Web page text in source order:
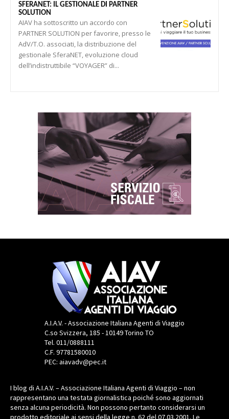
SFERANET: IL GESTIONALE DI PARTNER
SOLUTION
AIAV ha sottoscritto un accordo con
PARTNER SOLUTION per favorire, presso le
AdV/T.O. associati, la distribuzione del
gestionale SferaNET, evoluzione cloud
dell’indistruttibile “VOYAGER” di...
A.I.A.V. - Associazione Italiana Agenti di Viaggio
C.so Svizzera, 185 - 10149 Torino TO
Tel. 011/0888111
C.F. 97781580010
PEC: aiavadv@pec.it
I blog di A.I.A.V. – Associazione Italiana Agenti di Viaggio – non
rappresentano una testata giornalistica poiché sono aggiornati
senza alcuna periodicità. Non possono pertanto considerarsi un
prodotto editoriale ai sensi della legge n. 62 del 07.03.2001. Le